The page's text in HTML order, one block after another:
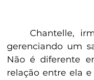
gerenciando um
Não é diferente
relação entre ela